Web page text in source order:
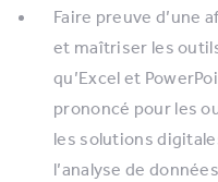
Faire preuve d’une
et maîtriser les
qu’Excel et
prononcé pour les
les solutions
l’analyse de